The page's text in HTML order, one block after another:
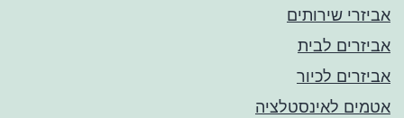
אביזרי שירותים
אביזרים לבית
אביזרים לכיור
אטמים לאינסטלציה